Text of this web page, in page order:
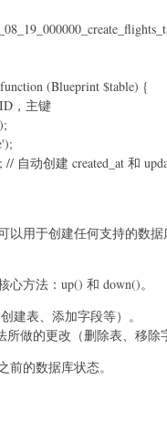
(Blueprint $table) {
，主键
动创建 created_at 和
以用于创建任何支持的数据
方法：up() 和 down()。
建表、添加字段等）。
做的更改（删除表、移除
前的数据库状态。